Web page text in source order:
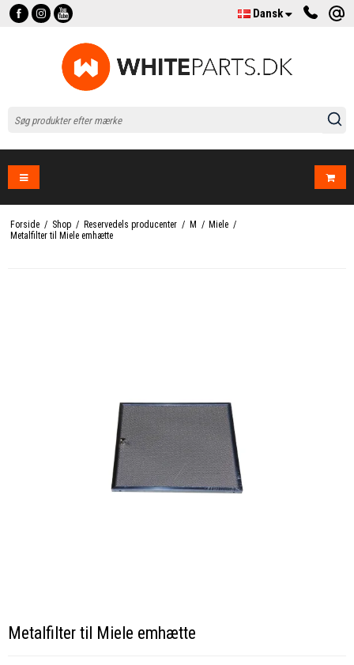
Dansk
Forside / Shop / Reservedels producenter / M / Miele /
Metalfilter til Miele emhætte
Metalfilter til Miele emhætte